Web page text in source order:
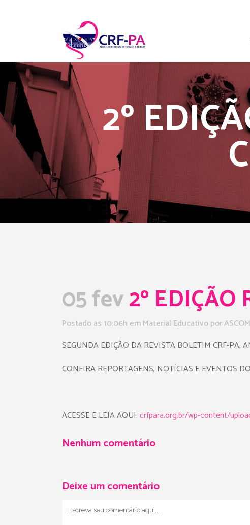
2º
05 fev2º EDIÇÃO
Postado as 10:06h emMaterial Educativopor
SEGUNDA EDIÇÃO DA REVISTA BOLETIM CRF-PA,
CONFIRA REPORTAGENS, NOTÍCIAS E EVENTOS
ACESSE E LEIA AQUI:crfpara.org.br/wp-content/
Nenhum comentário
Deixe um comentário